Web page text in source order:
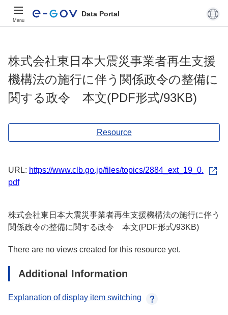
Menu
Data Portal
株式会社東日本大震災事業者再生支援
機構法の施行に伴う関係政令の整備に
関する政令 本文(PDF形式/93KB)
Resource
URL: https://www.clb.go.jp/files/topics/2884_ext_19_0.
pdf
株式会社東日本大震災事業者再生支援機構法の施行に伴う
関係政令の整備に関する政令 本文(PDF形式/93KB)
There are no views created for this resource yet.
Additional Information
Explanation of display item switching